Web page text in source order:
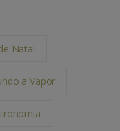
Natal
a Vapor